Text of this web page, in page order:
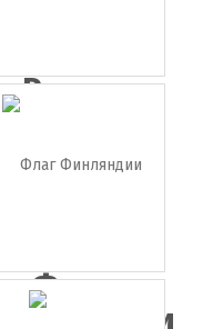
Рука с
деньгами
Флаг
Финляндии